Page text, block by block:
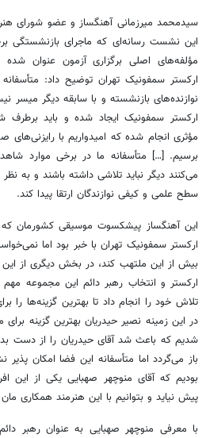
سیدمحمد میرزمانی آهنگساز و عضو شورای
این نشست رسانه‌ای که ماجرای بازنشستگی
مؤلفه‌های اصلی برگزاری آزمون عنوان شده
ارکستر سمفونیک تهران توضیح داد:
نوازنده‌های بازنشسته و با سابقه دیگر
ارکستر سمفونیک ایجاد شده و باید برطرف
مؤثری انجام شده که امیدواریم با رایزنی‌های
برسیم. […] متأسفانه ما در برخی موارد
می‌کنند دیگر نباید تلاشی داشته باشند و به
سطح علمی و کیفی نوازندگان ارتقا پیدا کند.
این آهنگساز پیشکسوت موسیقی کشورمان
ارکستر سمفونیک تهران با خبر بود اما
بیش از این ملتهب کند، در بخش دیگری از
ارکستر و انتخاب رهبر دائم این مجموعه
تلاش خود را انجام داد تا بهترین گزینه‌ها را
در این زمینه نصیر حیدریان بهترین گزینه برای
شدیم که باعث شد آقای حیدریان را از دست
باز می‌گردد اما متأسفانه این فضا امکان
بودیم که آقای منوچهر صهبایییکی از این
پیش نیاید و بتوانیم با این هنرمند همکاری مان
با معرفی منوچهر صهبایی به عنوان رهبر